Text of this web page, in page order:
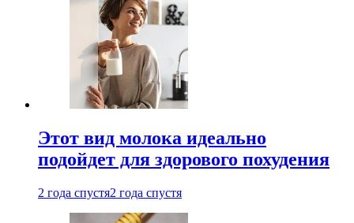
Этот вид молока идеально
подойдет для здорового похудения
2 года спустя2 года спустя